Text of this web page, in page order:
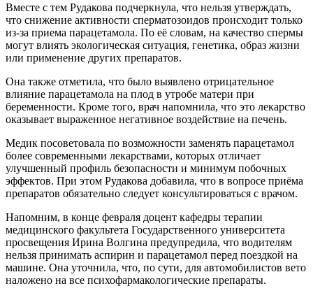
Вместе с тем Рудакова подчеркнула, что нельзя утверждать,
что снижение активности сперматозоидов происходит только
из-за приема парацетамола. По её словам, на качество спермы
могут влиять экологическая ситуация, генетика, образ жизни
или применение других препаратов.
Она также отметила, что было выявлено отрицательное
влияние парацетамола на плод в утробе матери при
беременности. Кроме того, врач напомнила, что это лекарство
оказывает выраженное негативное воздействие на печень.
Медик посоветовала по возможности заменять парацетамол
более современными лекарствами, которых отличает
улучшенный профиль безопасности и минимум побочных
эффектов. При этом Рудакова добавила, что в вопросе приёма
препаратов обязательно следует консультироваться с врачом.
Напомним, в конце февраля доцент кафедры терапии
медицинского факультета Государственного университета
просвещения Ирина Волгина предупредила, что водителям
нельзя принимать аспирин и парацетамол перед поездкой на
машине. Она уточнила, что, по сути, для автомобилистов вето
наложено на все психофармакологические препараты.